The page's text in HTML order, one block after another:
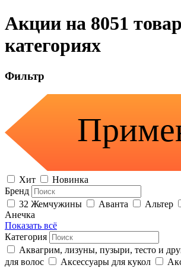
Акции на 8051
категориях
Фильтр
Хит
Новинка
Бренд
32 Жемчужины
Аванта Альтер
Анечка
Показать всё
Категория
Аквагрим, лизуны, пузыри, тесто и
для волос
Аксессуары для кукол